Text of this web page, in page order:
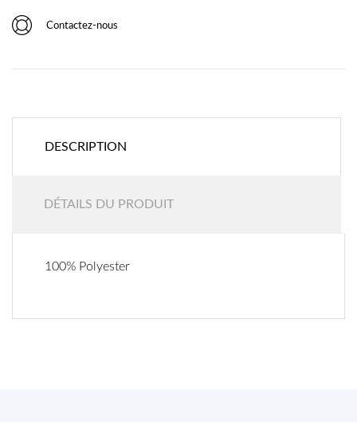
Contactez-nous
DESCRIPTION
DÉTAILS DU PRODUIT
100% Polyester